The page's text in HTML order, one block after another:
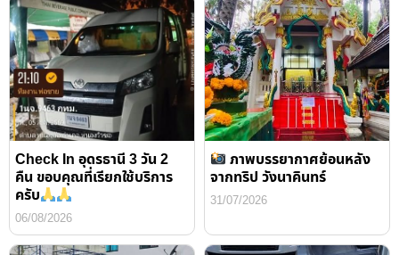
Check In อุดรธานี 3 วัน 2
คืน ขอบคุณที่เรียกใช้บริการ
ครับ
06/08/2026
ภาพบรรยากาศย้อนหลัง
จากทริป วังนาคินทร์
31/07/2026